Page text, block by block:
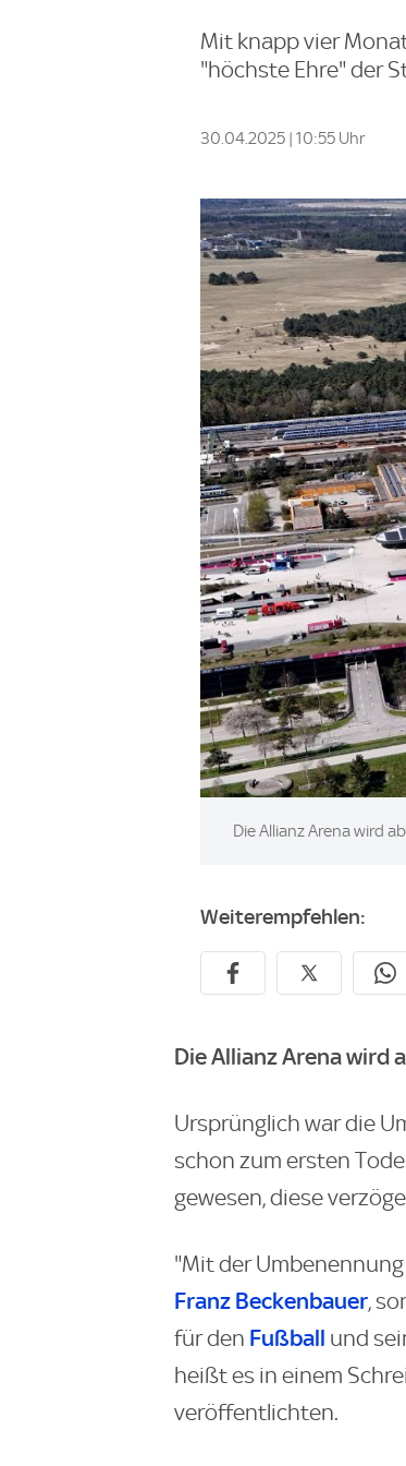
Mit knapp vier
"höchste Ehre" der
30.04.2025 | 10:55 Uhr
Image:
Die Allianz Arena wird
Weiterempfehlen:
Die Allianz Arena wird
Ursprünglich war die
schon zum ersten
gewesen, diese
"Mit der
Franz Beckenbauer,
für den Fußball und
heißt es in einem
veröffentlichten.